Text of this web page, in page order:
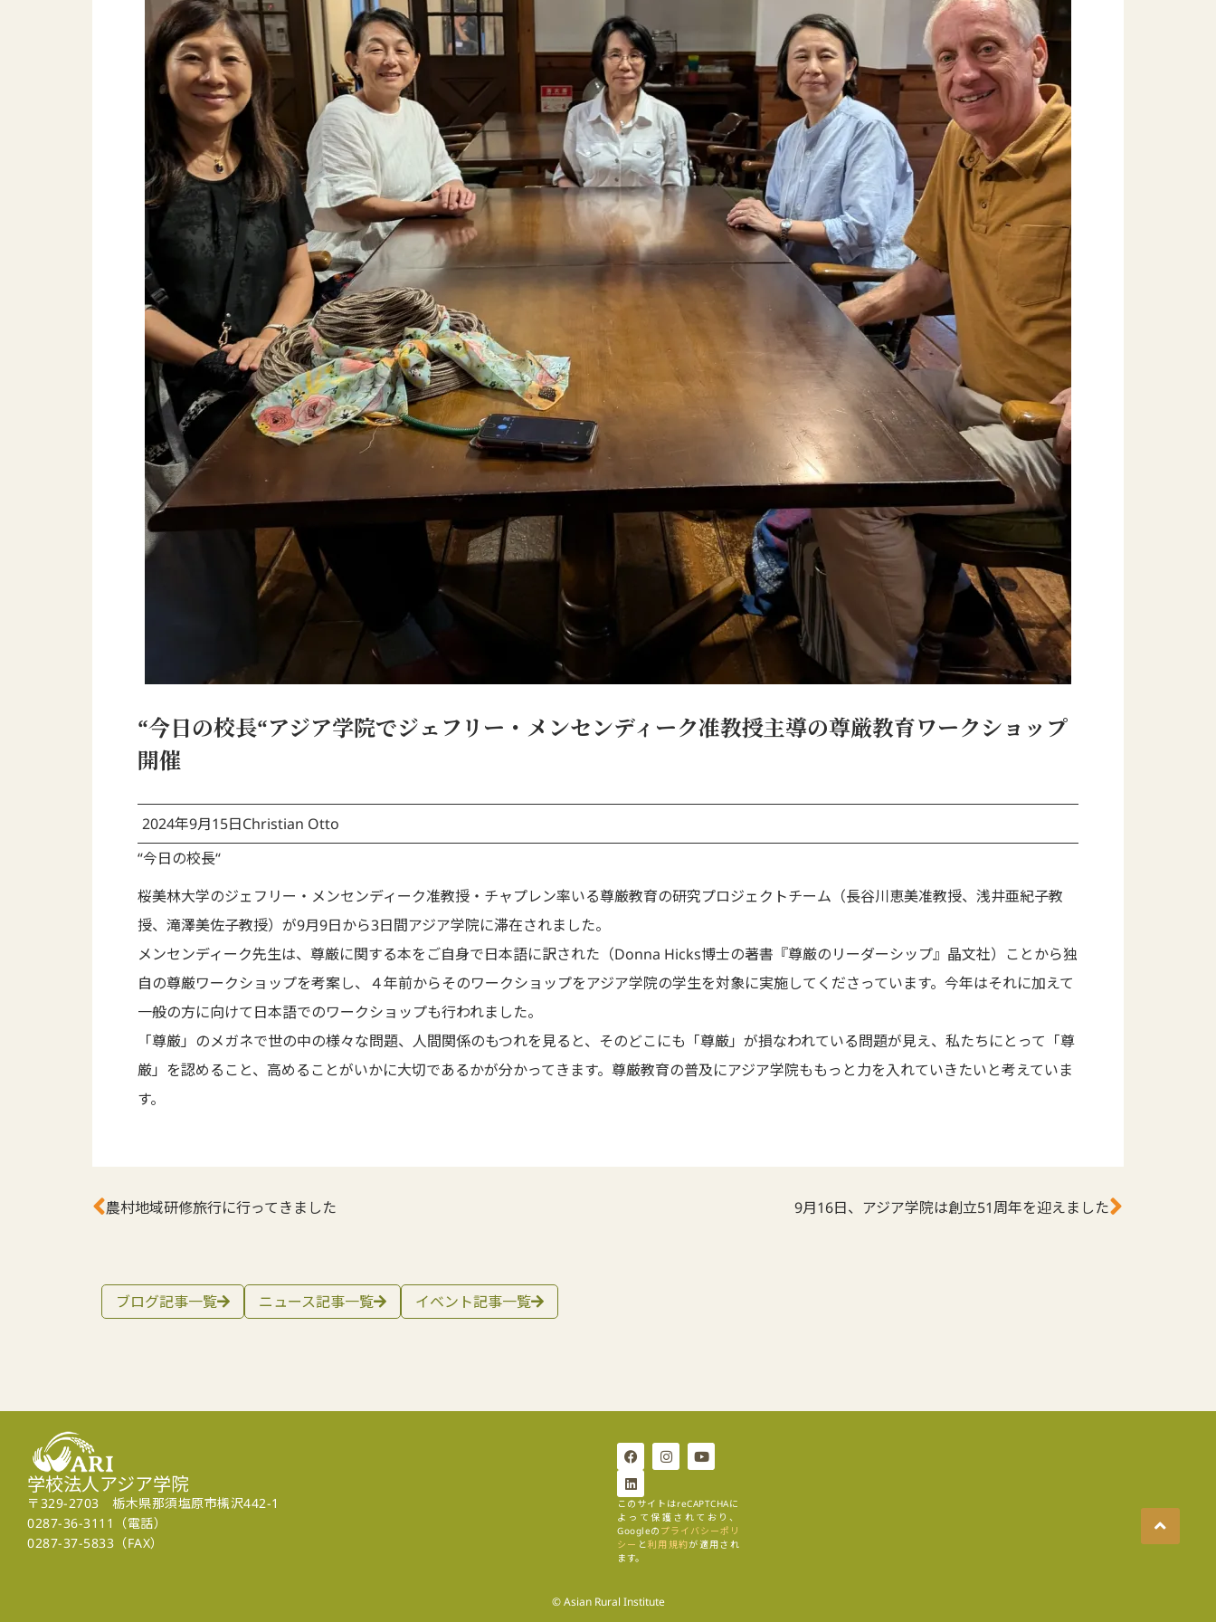
“今日の校長“アジア学院でジェフリー・メンセンディーク准教授主導の尊厳教育ワークショップ
開催
2024年9月15日Christian Otto
“今日の校長“
桜美林大学のジェフリー・メンセンディーク准教授・チャプレン率いる尊厳教育の研究プロジェクトチーム（長谷川恵美准教授、浅井亜紀子教
授、滝澤美佐子教授）が9月9日から3日間アジア学院に滞在されました。
メンセンディーク先生は、尊厳に関する本をご自身で日本語に訳された（Donna Hicks博士の著書『尊厳のリーダーシップ』晶文社）ことから独
自の尊厳ワークショップを考案し、４年前からそのワークショップをアジア学院の学生を対象に実施してくださっています。今年はそれに加えて
一般の方に向けて日本語でのワークショップも行われました。
「尊厳」のメガネで世の中の様々な問題、人間関係のもつれを見ると、そのどこにも「尊厳」が損なわれている問題が見え、私たちにとって「尊
厳」を認めること、高めることがいかに大切であるかが分かってきます。尊厳教育の普及にアジア学院ももっと力を入れていきたいと考えていま
す。
農村地域研修旅行に行ってきました 9月16日、アジア学院は創立51周年を迎えました
ブログ記事一覧 ニュース記事一覧 イベント記事一覧
学校法人アジア学院
〒329-2703 栃木県那須塩原市槻沢442-1
0287-36-3111（電話）
0287-37-5833（FAX）
このサイトはreCAPTCHAに
よって保護されており、
Googleの プライバシーポリ
シー と利用規約が適用され
ます。
© Asian Rural Institute